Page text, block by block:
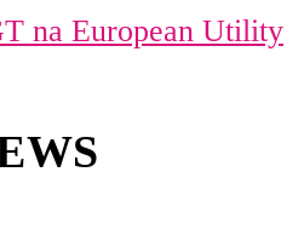
na European Utility